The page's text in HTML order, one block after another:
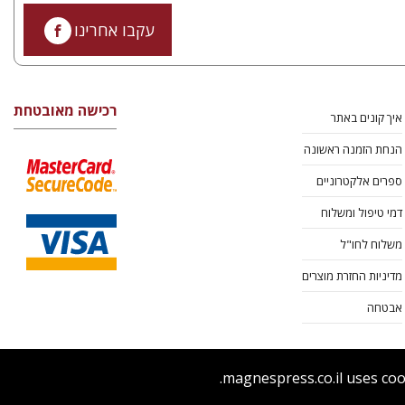
עקבו אחרינו
איך קונים באתר
הנחת הזמנה ראשונה
ספרים אלקטרוניים
דמי טיפול ומשלוח
משלוח לחו"ל
מדיניות החזרת מוצרים
אבטחה
רכישה מאובטחת
magnespress.co.il uses